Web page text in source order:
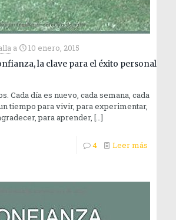
a
10 enero, 2015
la clave para el éxito personal
Cada día es nuevo, cada semana, cada
tiempo para vivir, para experimentar,
para aprender, […]
4 Leer más